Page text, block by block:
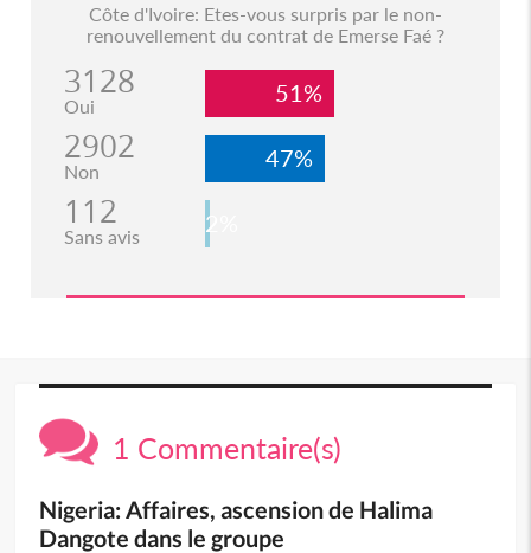
Côte d'Ivoire: Etes-vous surpris par le non-
renouvellement du contrat de Emerse Faé ?
3128
Oui 51%
2902
Non 47%
112
Sans avis 2%
1 Commentaire(s)
Nigeria: Affaires, ascension de Halima
Dangote dans le groupe